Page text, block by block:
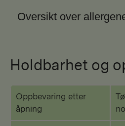
Oversikt over
Holdbarhet og
Oppbevaring etter
åpning